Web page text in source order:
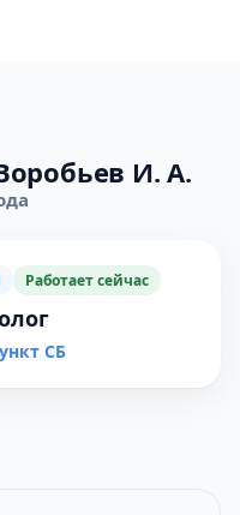
И. А.
Работает сейчас
СБ